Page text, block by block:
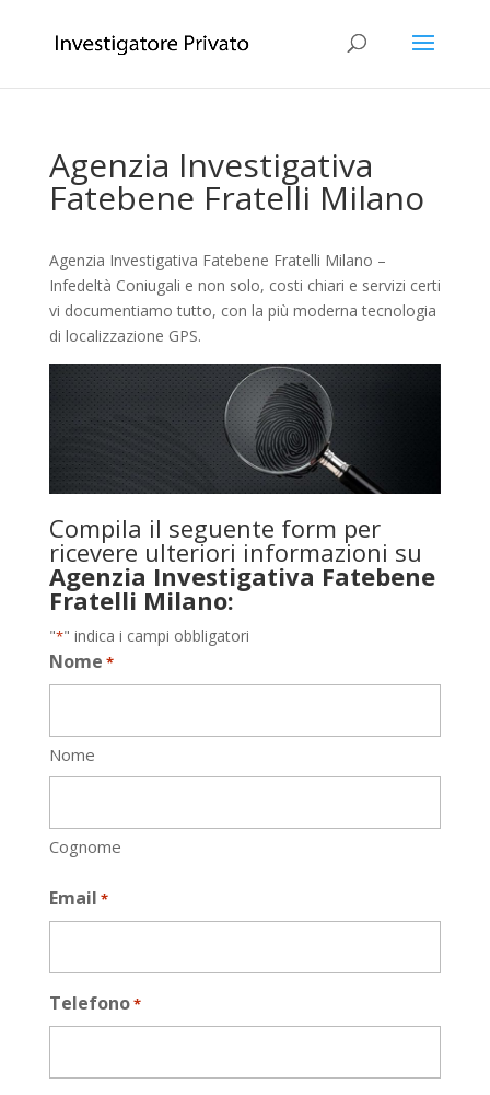
Agenzia Investigativa
Fatebene Fratelli Milano
Agenzia Investigativa Fatebene Fratelli Milano –
Infedeltà Coniugali e non solo, costi chiari e servizi certi
vi documentiamo tutto, con la più moderna tecnologia
di localizzazione GPS.
Compila il seguente form per
ricevere ulteriori informazioni su
Agenzia Investigativa Fatebene
Fratelli Milano:
"*" indica i campi obbligatori
Nome *
Nome
Cognome
Email *
Telefono*